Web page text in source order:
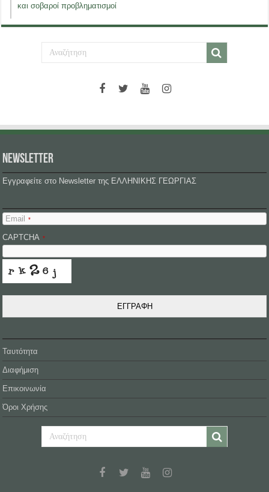
και σοβαροί προβληματισμοί
NEWSLETTER
Εγγραφείτε στο Newsletter της ΕΛΛΗΝΙΚΗΣ ΓΕΩΡΓΙΑΣ
Email *
CAPTCHA *
ΕΓΓΡΑΦΗ
Ταυτότητα
Διαφήμιση
Επικοινωνία
Όροι Χρήσης